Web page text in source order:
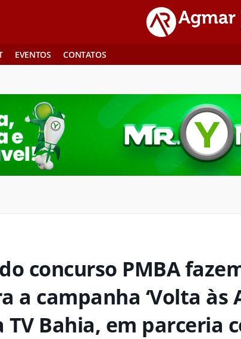
EVENTOS CONTATOS
concurso PMBA
a campanha ‘Volta às
TV Bahia, em parceria